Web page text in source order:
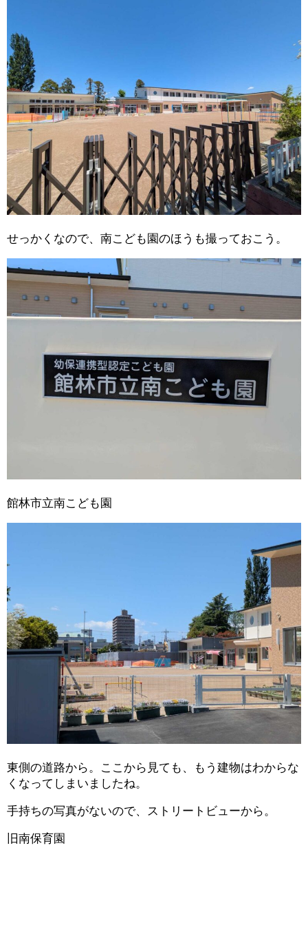
せっかくなので、南こども園のほうも撮っておこう。
館林市立南こども園
東側の道路から。ここから見ても、もう建物はわからな
くなってしまいましたね。
手持ちの写真がないので、ストリートビューから。
旧南保育園